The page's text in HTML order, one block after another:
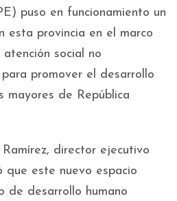
puso en funcionamiento un
esta provincia en el marco
social no
promover el desarrollo
mayores de República
director ejecutivo
este nuevo espacio
de desarrollo humano